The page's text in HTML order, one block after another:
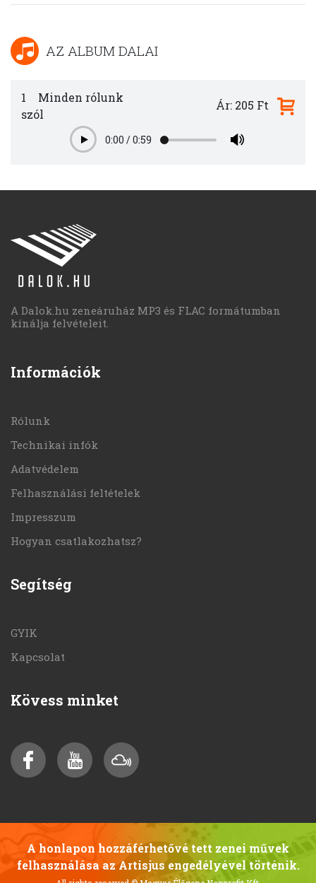
AZ ALBUM DALAI
1
Minden rólunk
szól
Play0:00 /0:59
Ár: 205 Ft
A Dalok.hu zeneáruház MP3 és FLAC formátumban
kínálja felvételeit.
Információk
Rólunk
Technikai infók
Adatvédelem
Felhasználási feltételek
Impresszum
Hogyan csatlakozhatsz?
Segítség
GYIK
Kapcsolat
Kövess minket
A honlapon hozzáférhetővé tett zenei művek
felhasználása az Artisjus engedélyével történik.